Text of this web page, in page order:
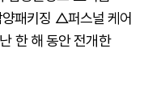
패키징 △퍼스널 케어
한 해 동안 전개한